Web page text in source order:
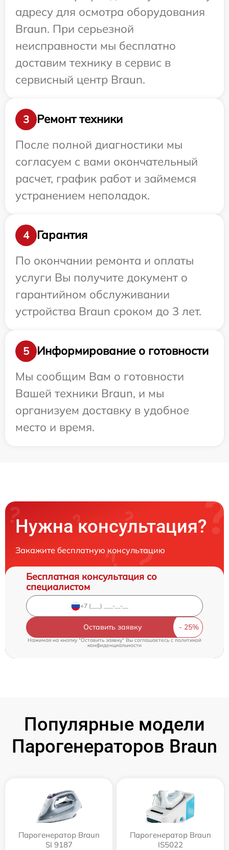
адресу для осмотра оборудования
Braun. При серьезной
неисправности мы бесплатно
доставим технику в сервис в
сервисный центр Braun.
3
Ремонт техники
После полной диагностики мы
согласуем с вами окончательный
расчет, график работ и займемся
устранением неполадок.
4
Гарантия
По окончании ремонта и оплаты
услуги Вы получите документ о
гарантийном обслуживании
устройства Braun сроком до 3 лет.
5
Информирование о готовности
Мы сообщим Вам о готовности
Вашей техники Braun, и мы
организуем доставку в удобное
место и время.
Нужна консультация?
Закажите бесплатную консультацию
Бесплатная консультация со
специалистом
Оставить заявку
Нажимая на кнопку "Оставить заявку" Вы соглашаетесь cполитикой
конфиденциальности
Популярные модели
Парогенераторов Braun
Парогенератор Braun
SI 9187
Парогенератор Braun
IS5022